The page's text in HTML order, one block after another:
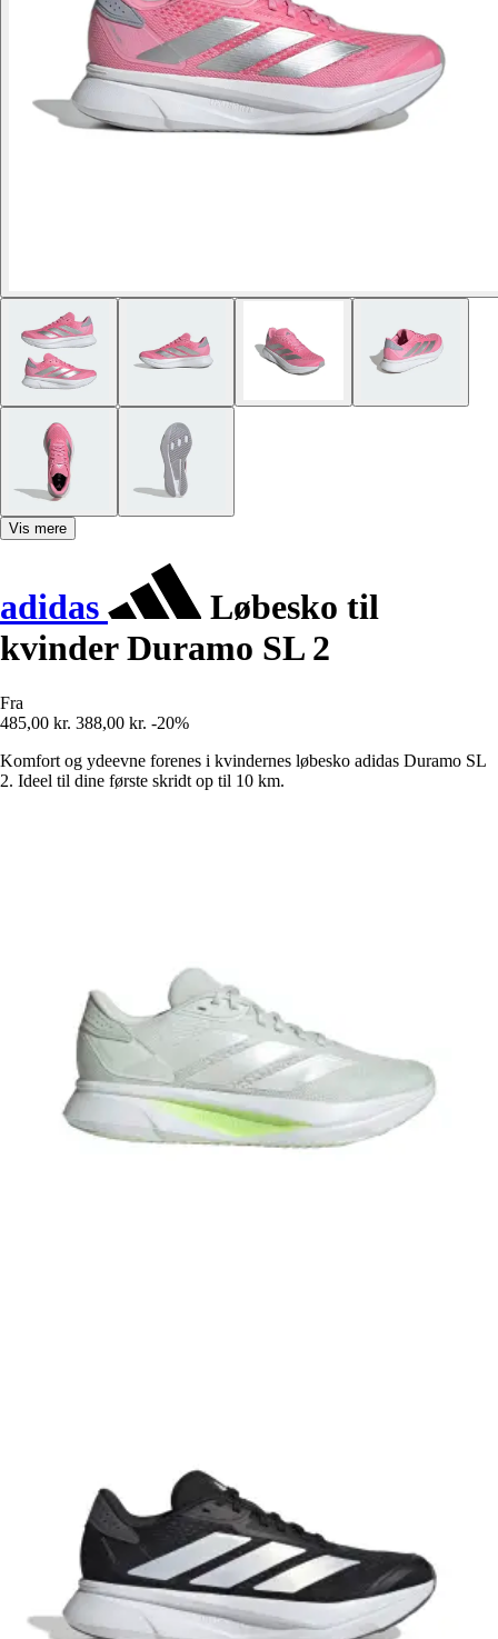
Vis mere
adidas
Løbesko til
kvinder Duramo SL 2
Fra
485,00 kr. 388,00 kr. -20%
Komfort og ydeevne forenes i kvindernes løbesko adidas Duramo SL
2. Ideel til dine første skridt op til 10 km.